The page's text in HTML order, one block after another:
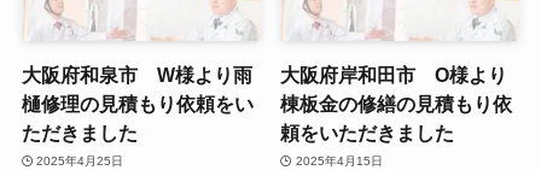
大阪府和泉市 W様より雨
樋修理の見積もり依頼をい
ただきました
2025年4月25日
大阪府岸和田市 O様より
棟板金の修繕の見積もり依
頼をいただきました
2025年4月15日